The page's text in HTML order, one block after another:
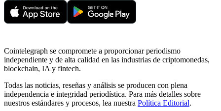
Cointelegraph se compromete a proporcionar periodismo
independiente y de alta calidad en las industrias de criptomonedas,
blockchain, IA y fintech.
Todas las noticias, reseñas y análisis se producen con plena
independencia e integridad periodística. Para más detalles sobre
nuestros estándares y procesos, lea nuestra Política Editorial.